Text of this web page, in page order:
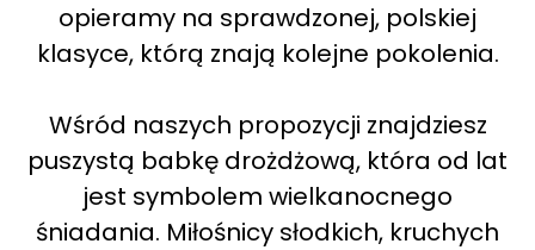
opieramy na sprawdzonej, polskiej
klasyce, którą znają kolejne pokolenia.
Wśród naszych propozycji znajdziesz
puszystą babkę drożdżową, która od lat
jest symbolem wielkanocnego
śniadania. Miłośnicy słodkich, kruchych